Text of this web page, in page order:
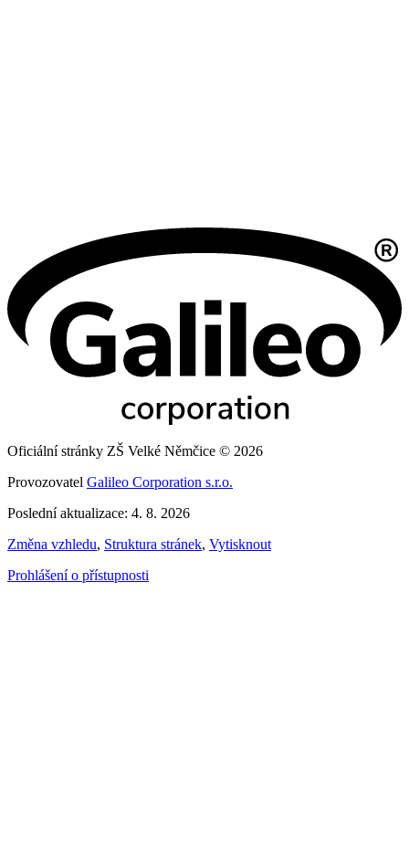
Oficiální stránky ZŠ Velké Němčice © 2026
Provozovatel Galileo Corporation s.r.o.
Poslední aktualizace: 4. 8. 2026
Změna vzhledu, Struktura stránek, Vytisknout
Prohlášení o přístupnosti